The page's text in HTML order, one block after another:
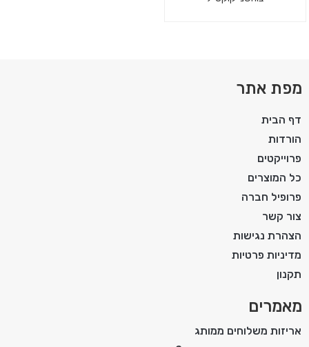
מפת אתר
דף הבית
הורדות
פרוייקטים
כל המוצרים
פרופיל חברה
צור קשר
הצהרת נגישות
מדיניות פרטיות
תקנון
מאמרים
אריזות משלוחים ממותג